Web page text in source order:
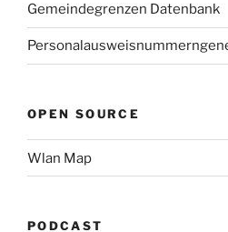
Gemeindegrenzen Datenbank
OPEN SOURCE
Wlan Map
PODCAST